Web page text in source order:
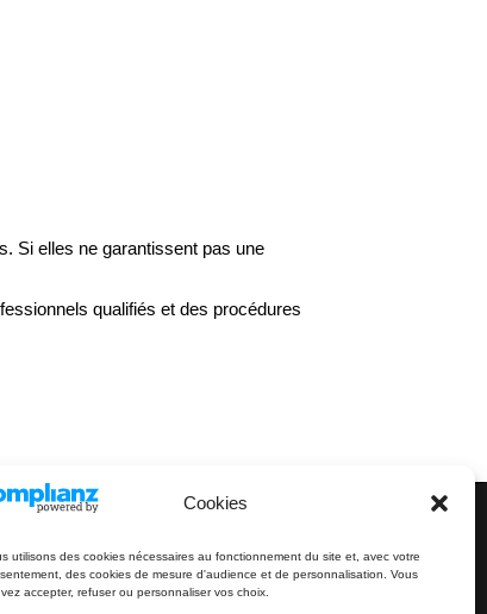
Cookies
utilisons des cookies nécessaires au fonctionnement du site et, avec votre
des cookies de mesure d'audience et de personnalisation. Vous
accepter, refuser ou personnaliser vos choix.
Si elles ne garantissent pas une
qualifiés et des procédures